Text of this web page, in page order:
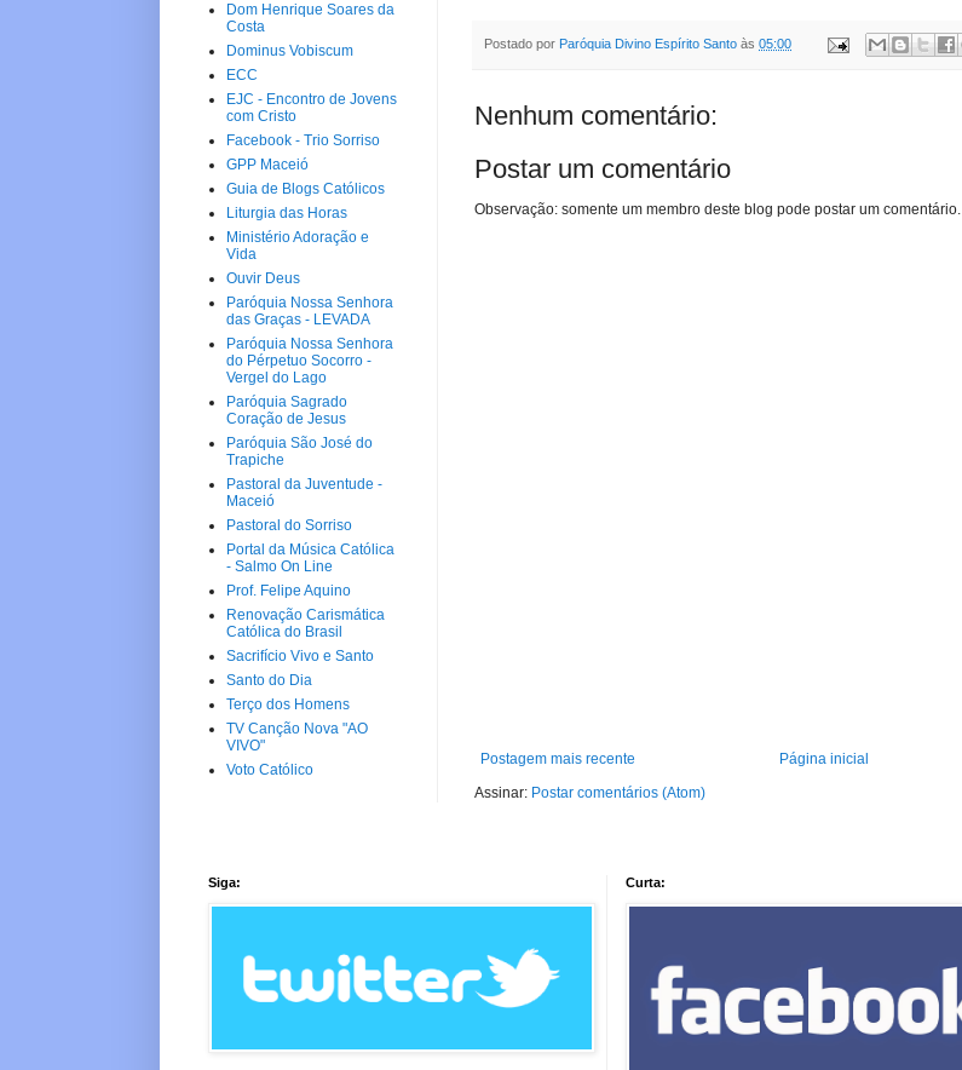
Postado por Paróquia Divino Espírito Santo às 05:00
Nenhum comentário:
Postar um comentário
Observação: somente um membro deste blog pode postar um comentário.
Postagem mais recente
Página inicial
Assinar: Postar comentários (Atom)
Dom Henrique Soares da
Costa
Dominus Vobiscum
ECC
EJC - Encontro de Jovens
com Cristo
Facebook - Trio Sorriso
GPP Maceió
Guia de Blogs Católicos
Liturgia das Horas
Ministério Adoração e
Vida
Ouvir Deus
Paróquia Nossa Senhora
das Graças - LEVADA
Paróquia Nossa Senhora
do Pérpetuo Socorro -
Vergel do Lago
Paróquia Sagrado
Coração de Jesus
Paróquia São José do
Trapiche
Pastoral da Juventude -
Maceió
Pastoral do Sorriso
Portal da Música Católica
- Salmo On Line
Prof. Felipe Aquino
Renovação Carismática
Católica do Brasil
Sacrifício Vivo e Santo
Santo do Dia
Terço dos Homens
TV Canção Nova "AO
VIVO"
Voto Católico
Siga: Curta: